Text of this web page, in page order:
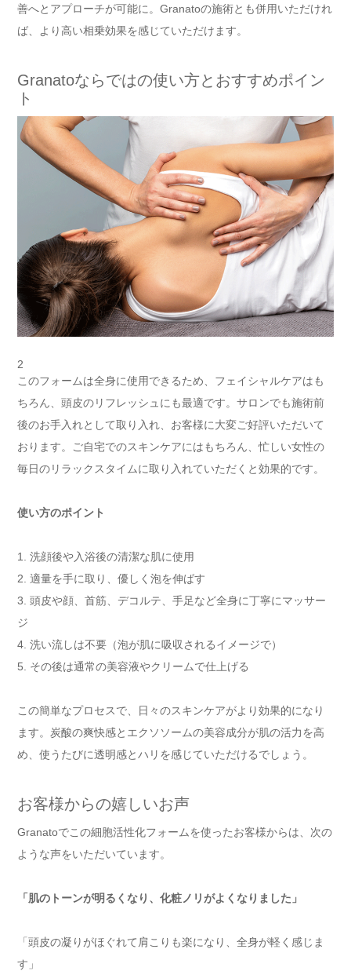
善へとアプローチが可能に。Granatoの施術とも併用いただけれ
ば、より高い相乗効果を感じていただけます。
Granatoならではの使い方とおすすめポイン
ト
2
このフォームは全身に使用できるため、フェイシャルケアはも
ちろん、頭皮のリフレッシュにも最適です。サロンでも施術前
後のお手入れとして取り入れ、お客様に大変ご好評いただいて
おります。ご自宅でのスキンケアにはもちろん、忙しい女性の
毎日のリラックスタイムに取り入れていただくと効果的です。
使い方のポイント
1. 洗顔後や入浴後の清潔な肌に使用
2. 適量を手に取り、優しく泡を伸ばす
3. 頭皮や顔、首筋、デコルテ、手足など全身に丁寧にマッサー
ジ
4. 洗い流しは不要（泡が肌に吸収されるイメージで）
5. その後は通常の美容液やクリームで仕上げる
この簡単なプロセスで、日々のスキンケアがより効果的になり
ます。炭酸の爽快感とエクソソームの美容成分が肌の活力を高
め、使うたびに透明感とハリを感じていただけるでしょう。
お客様からの嬉しいお声
Granatoでこの細胞活性化フォームを使ったお客様からは、次の
ような声をいただいています。
「肌のトーンが明るくなり、化粧ノリがよくなりました」
「頭皮の凝りがほぐれて肩こりも楽になり、全身が軽く感じま
す」